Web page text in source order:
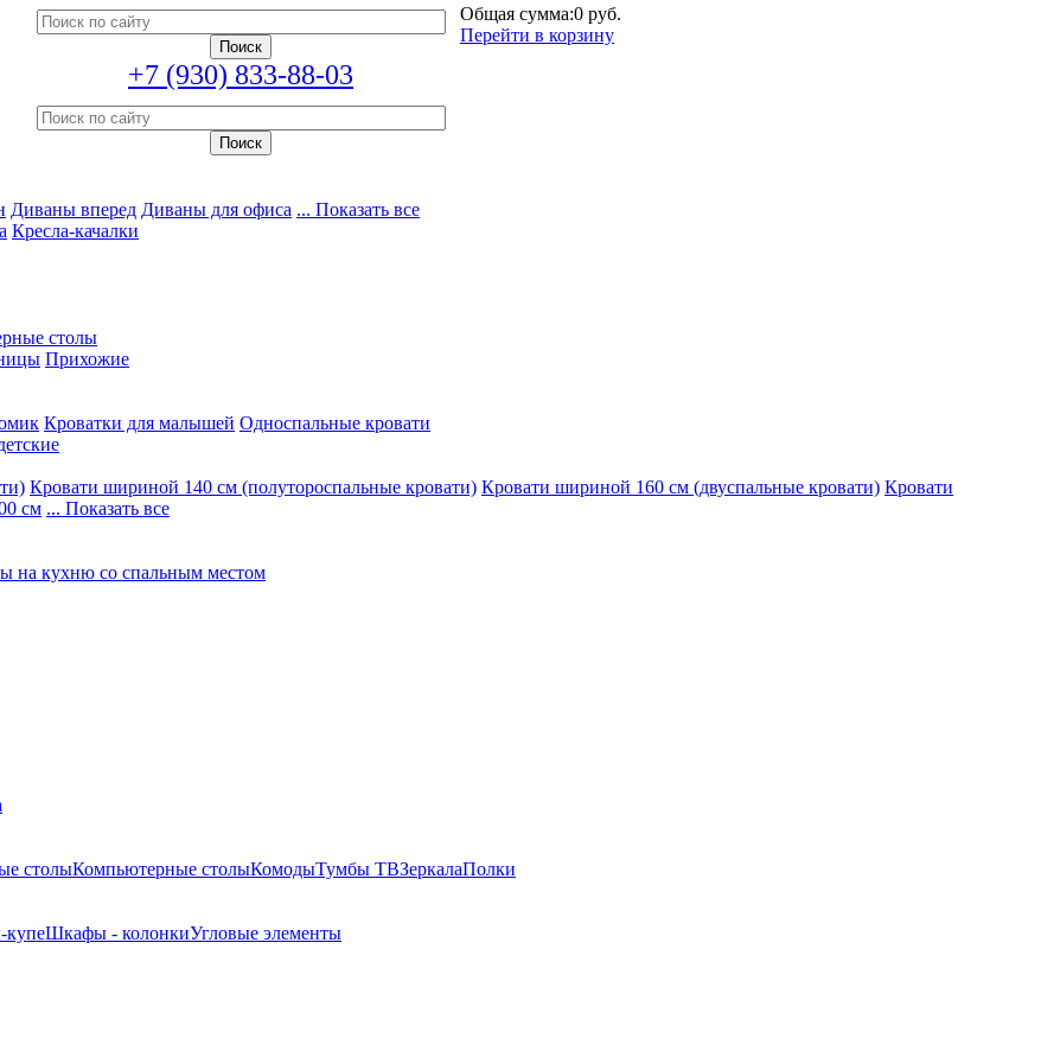
+7 (930) 833-88-03
Общая сумма:0 руб.
Перейти в корзину
Диваны вперед Диваны для офиса ... Показать все
Кресла-качалки
столы
Прихожие
Кроватки для малышей Односпальные кровати
Кровати шириной 140 см (полутороспальные кровати) Кровати шириной 160 см (двуспальные кровати) Кровати
см ... Показать все
на кухню со спальным местом
столыКомпьютерные столыКомодыТумбы ТВЗеркалаПолки
купеШкафы - колонкиУгловые элементы